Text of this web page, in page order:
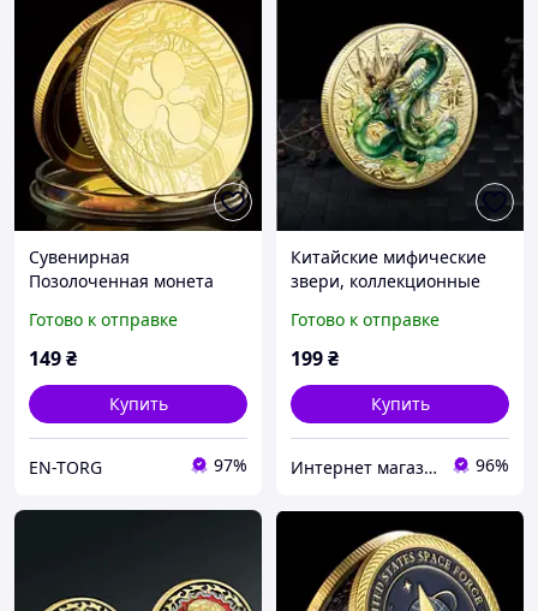
Сувенирная
Позолоченная монета
Готово к отправке
149₴
Купить
EN-TORG 97%
Китайские мифические
звери, коллекционные
драконом T
Готово к отправке
199₴
Купить
Интернет магазин GSM-V 96%